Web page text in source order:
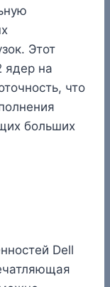
Этот
ядер на
что
больших
Dell